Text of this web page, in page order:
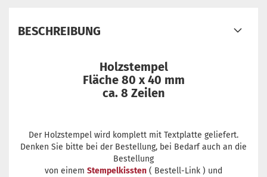
BESCHREIBUNG
Holzstempel
Fläche 80 x 40 mm
ca. 8 Zeilen
Der Holzstempel wird komplett mit Textplatte geliefert.
Denken Sie bitte bei der Bestellung, bei Bedarf auch an die
Bestellung
von einem Stempelkissten ( Bestell-Link ) und